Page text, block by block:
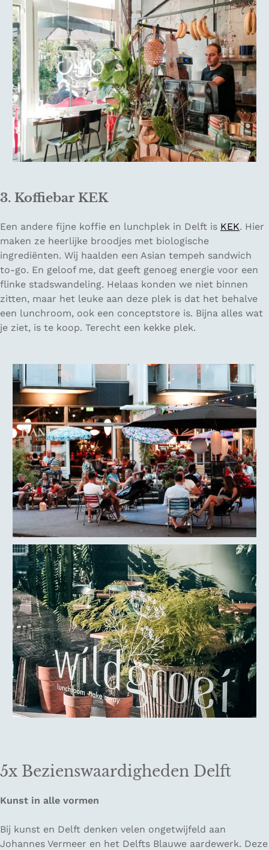
3. Koffiebar KEK
Een andere fijne koffie en lunchplek in Delft is KEK. Hier
maken ze heerlijke broodjes met biologische
ingrediënten. Wij haalden een Asian tempeh sandwich
to-go. En geloof me, dat geeft genoeg energie voor een
flinke stadswandeling. Helaas konden we niet binnen
zitten, maar het leuke aan deze plek is dat het behalve
een lunchroom, ook een conceptstore is. Bijna alles wat
je ziet, is te koop. Terecht een kekke plek.
5x Bezienswaardigheden Delft
Kunst in alle vormen
Bij kunst en Delft denken velen ongetwijfeld aan
Johannes Vermeer en het Delfts Blauwe aardewerk. Deze